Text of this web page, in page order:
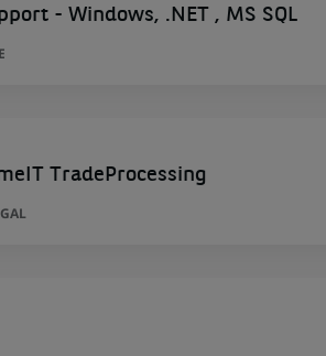
- Windows, .NET , MS SQL
TradeProcessing